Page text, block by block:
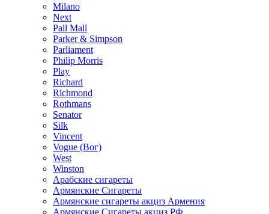
Milano
Next
Pall Mall
Parker & Simpson
Parliament
Philip Morris
Play
Richard
Richmond
Rothmans
Senator
Silk
Vincent
Vogue (Вог)
West
Winston
Арабские сигареты
Армянские Сигареты
Армянские сигареты акциз Армения
Армянские Сигареты акциз РФ